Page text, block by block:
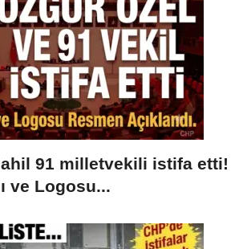
91 milletvekili istifa etti!
ve Logosu...